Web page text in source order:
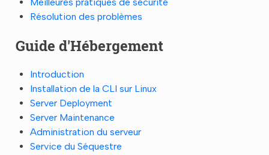
Résolution des problèmes
Guide d'Hébergement
Introduction
Installation de la CLI sur Linux
Server Deployment
Server Maintenance
Administration du serveur
Service du Séquestre